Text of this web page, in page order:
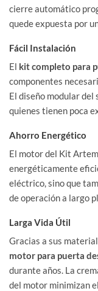
cierre automático
quede expuesta por
Fácil Instalación
El kit completo para
componentes
El diseño modular
quienes tienen poca
Ahorro Energético
El motor del Kit
energéticamente
eléctrico, sino que
de operación a largo
Larga Vida Útil
Gracias a sus
motor para puerta
durante años. La
del motor minimizan